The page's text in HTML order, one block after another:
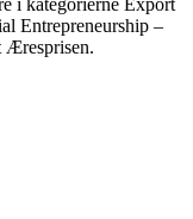
Entrepreneurship –
Æresprisen.